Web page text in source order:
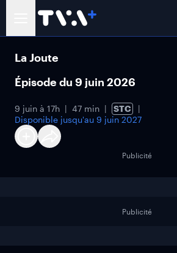
La Joute
Épisode du 9 juin 2026
9 juin à 17h 47 min
STC
Disponible jusqu'au 9 juin 2027
Publicité
Publicité